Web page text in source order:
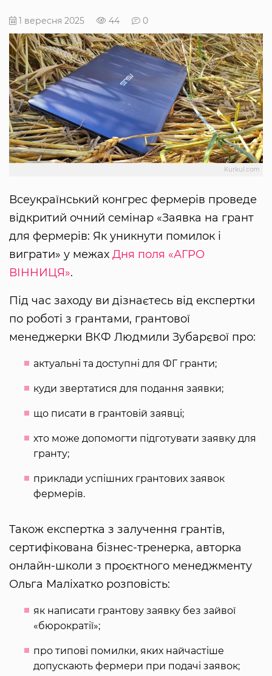
1 вересня 2025 44 0
Kurkul.com
Всеукраїнський конгрес фермерів проведе
відкритий очний семінар «Заявка на грант
для фермерів: Як уникнути помилок і
виграти» у межах Дня поля «АГРО
ВІННИЦЯ».
Під час заходу ви дізнаєтесь від експертки
по роботі з грантами, грантової
менеджерки ВКФ Людмили Зубарєвої про:
актуальні та доступні для ФГ гранти;
куди звертатися для подання заявки;
що писати в грантовій заявці;
хто може допомогти підготувати заявку для
гранту;
приклади успішних грантових заявок
фермерів.
Також експертка з залучення грантів,
сертифікована бізнес-тренерка, авторка
онлайн-школи з проєктного менеджменту
Ольга Маліхатко розповість:
як написати грантову заявку без зайвої
«бюрократії»;
про типові помилки, яких найчастіше
допускають фермери при подачі заявок;